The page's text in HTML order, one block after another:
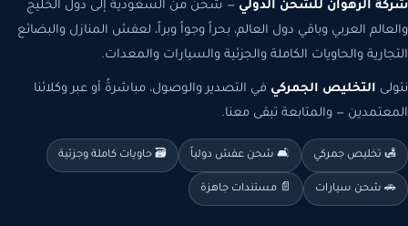
شركة الرهوان للشحن الدولي — شحن من السعودية إلى دول الخليج
والعالم العربي وباقي دول العالم، بحراً وجواً وبراً، لعفش المنازل والبضائع
التجارية والحاويات الكاملة والجزئية والسيارات والمعدات.
نتولى التخليص الجمركي في التصدير والوصول، مباشرةً أو عبر وكلائنا
المعتمدين — والمتابعة تبقى معنا.
🛃 تخليص جمركي 🛋️ شحن عفش دولياً 🗃️ حاويات كاملة وجزئية
🚗 شحن سيارات 📄 مستندات جاهزة